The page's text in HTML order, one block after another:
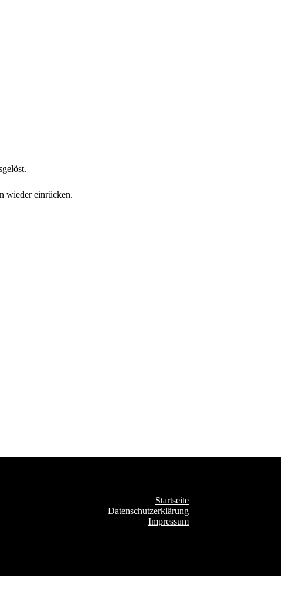
wieder einrücken.
Startseite
Datenschutzerklärung
Impressum